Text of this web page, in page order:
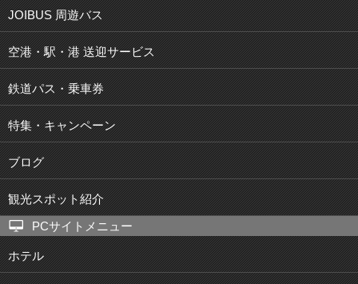
JOIBUS 周遊バス
空港・駅・港 送迎サービス
鉄道パス・乗車券
特集・キャンペーン
ブログ
観光スポット紹介
PCサイトメニュー
ホテル